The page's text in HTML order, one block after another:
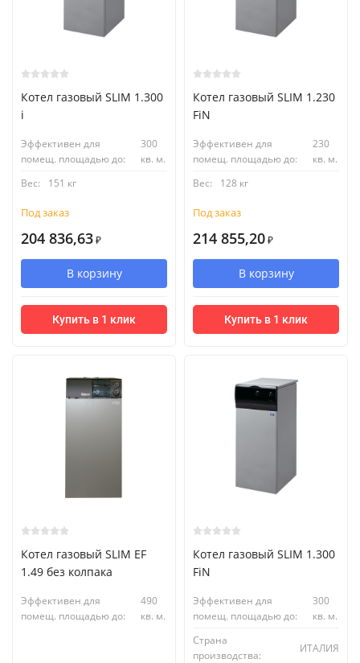
Котел газовый SLIM 1.300
i
Эффективен для
помещ. площадью до:
300
кв. м.
Вес:
151 кг
Под заказ
204 836,63 ₽
В корзину
Купить в 1 клик
Котел газовый SLIM 1.230
FiN
Эффективен для
помещ. площадью до:
230
кв. м.
Вес:
128 кг
Под заказ
214 855,20 ₽
В корзину
Купить в 1 клик
Котел газовый SLIM EF
1.49 без колпака
Эффективен для
помещ. площадью до:
490
кв. м.
Котел газовый SLIM 1.300
FiN
Эффективен для
помещ. площадью до:
300
кв. м.
Страна
производства:
ИТАЛИЯ